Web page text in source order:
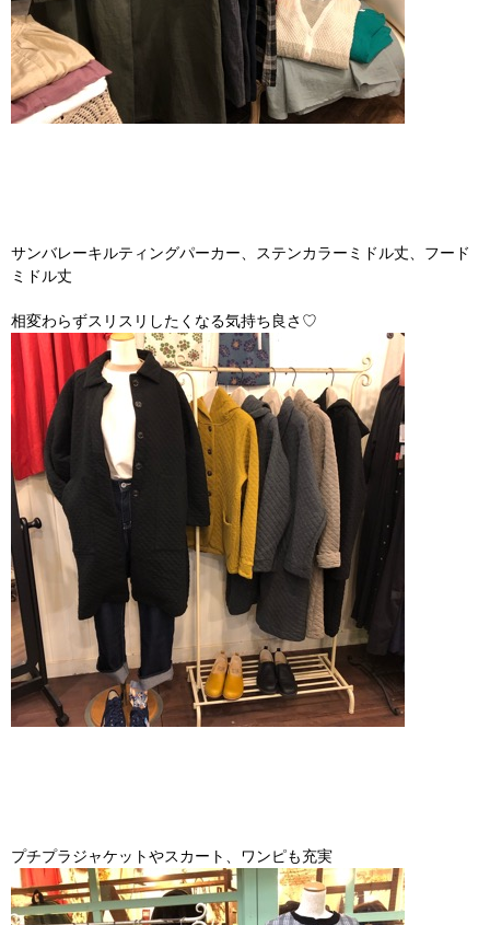
サンバレーキルティングパーカー、ステンカラーミドル丈、フード
ミドル丈
相変わらずスリスリしたくなる気持ち良さ♡
プチプラジャケットやスカート、ワンピも充実